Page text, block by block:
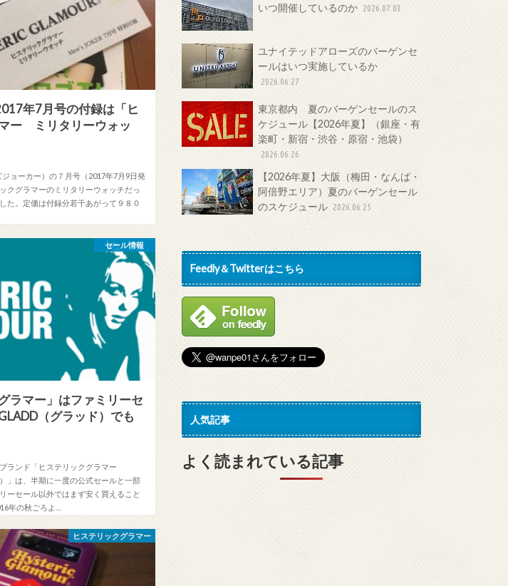
年7月号の付録は「ヒ
ー ミリタリーウォッ
ョーカー）の７月号（2017年7月9日発
クグラマーのミリタリーウォッチだっ
た。定価は付録分若干あがって９８０
セール情報
ラマー」はファミリーセ
（グラッド）でも
ランド「ヒステリックグラマー
）」は、半期に一度の公式セールと一部
ーセール以外ではまず安く買えること
年の秋ごろよ…
ヒステリックグラマー
いつ開催しているのか 2026.07.03
ユナイテッドアローズのバーゲンセ
ールはいつ実施しているか
2026.06.27
東京都内 夏のバーゲンセールのス
ケジュール【2026年夏】（銀座・有
楽町・新宿・渋谷・原宿・池袋）
2026.06.26
【2026年夏】大阪（梅田・なんば・
阿倍野エリア）夏のバーゲンセール
のスケジュール 2026.06.25
Feedly＆Twitterはこちら
人気記事
よく読まれている記事